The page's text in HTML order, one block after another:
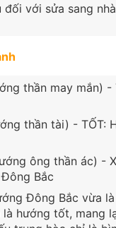
đối với sửa sang
thần may mắn) -
thần tài) - TỐT:
ông thần ác) -
Bắc
Đông Bắc vừa
là hướng tốt, mang